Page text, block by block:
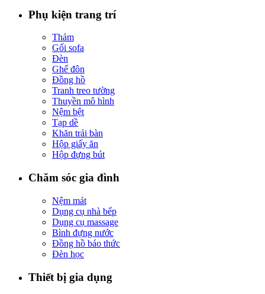
Phụ kiện trang trí
Thảm
Gối sofa
Đèn
Ghế đôn
Đồng hồ
Tranh treo tường
Thuyền mô hình
Nệm bệt
Tạp dề
Khăn trải bàn
Hộp giấy ăn
Hộp đựng bút
Chăm sóc gia đình
Nệm mát
Dụng cụ nhà bếp
Dụng cụ massage
Bình đựng nước
Đồng hồ báo thức
Đèn học
Thiết bị gia dụng